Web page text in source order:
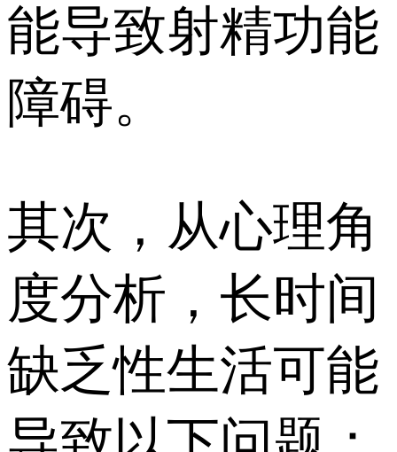
能导致射精功能
障碍。
其次，从心理角
度分析，长时间
缺乏性生活可能